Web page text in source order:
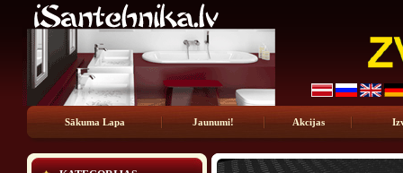
Sākuma Lapa Jaunumi! Akcijas